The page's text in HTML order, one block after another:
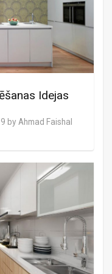
Idejas
by Ahmad Faishal